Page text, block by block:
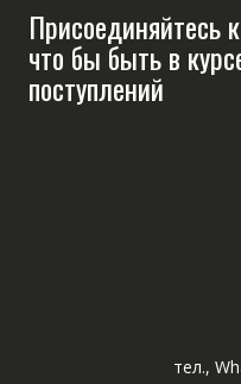
Присоединяйтесь
что бы быть в
поступлений
тел.,